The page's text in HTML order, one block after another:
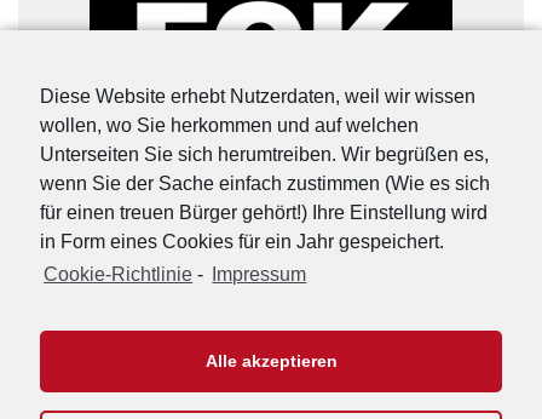
Diese Website erhebt Nutzerdaten, weil wir wissen
wollen, wo Sie herkommen und auf welchen
Unterseiten Sie sich herumtreiben. Wir begrüßen es,
wenn Sie der Sache einfach zustimmen (Wie es sich
für einen treuen Bürger gehört!) Ihre Einstellung wird
in Form eines Cookies für ein Jahr gespeichert.
Cookie-Richtlinie - Impressum
Alle akzeptieren